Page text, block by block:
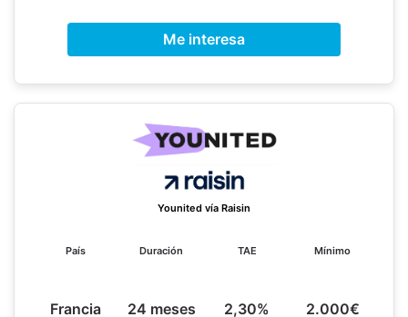
Me interesa
Younited vía Raisin
País
Francia
Duración
24 meses
TAE
2,30%
Mínimo
2.000€